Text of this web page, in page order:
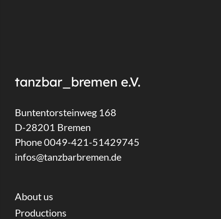
tanzbar_bremen e.V.
Buntentorsteinweg 168
D-28201 Bremen
Phone 0049-421-51429745
infos@tanzbarbremen.de
About us
Productions